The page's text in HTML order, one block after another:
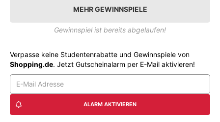
MEHR GEWINNSPIELE
Gewinnspiel ist bereits abgelaufen!
Verpasse keine Studentenrabatte und Gewinnspiele von
Shopping.de. Jetzt Gutscheinalarm per E-Mail aktivieren!
ALARM AKTIVIEREN